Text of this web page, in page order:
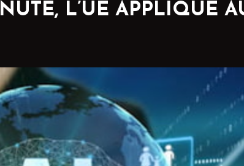
L’UE APPLIQUE